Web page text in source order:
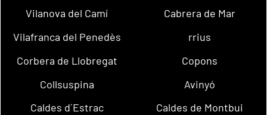
Vilanova del Camí
Cabrera de Mar
Vilafranca del Penedès
rrius
Corbera de Llobregat
Copons
Collsuspina
Avinyó
Caldes d´Estrac
Caldes de Montbui